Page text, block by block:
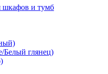
шкафов и тумб
глянец)